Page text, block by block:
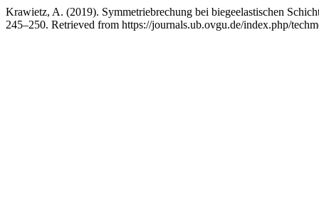
Krawietz, A. (2019). Symmetriebrechung bei biegeelastischen
245–250. Retrieved from https://journals.ub.ovgu.de/index.php/